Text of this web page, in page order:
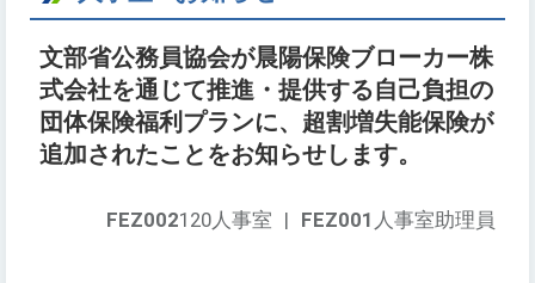
文部省公務員協会が晨陽保険ブローカー株
式会社を通じて推進・提供する自己負担の
団体保険福利プランに、超割増失能保険が
追加されたことをお知らせします。
FEZ001 人事室助理員
FEZ002120人事室 |